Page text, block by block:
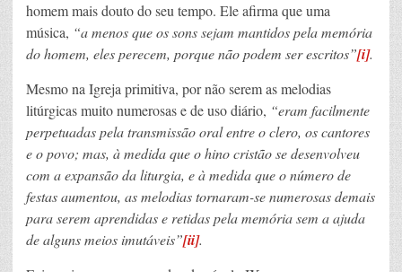
homem mais douto do seu tempo. Ele afirma que uma
música, “a menos que os sons sejam mantidos pela memória
do homem, eles perecem, porque não podem ser escritos”[i].
Mesmo na Igreja primitiva, por não serem as melodias
litúrgicas muito numerosas e de uso diário, “eram facilmente
perpetuadas pela transmissão oral entre o clero, os cantores
e o povo; mas, à medida que o hino cristão se desenvolveu
com a expansão da liturgia, e à medida que o número de
festas aumentou, as melodias tornaram-se numerosas demais
para serem aprendidas e retidas pela memória sem a ajuda
de alguns meios imutáveis”[ii].